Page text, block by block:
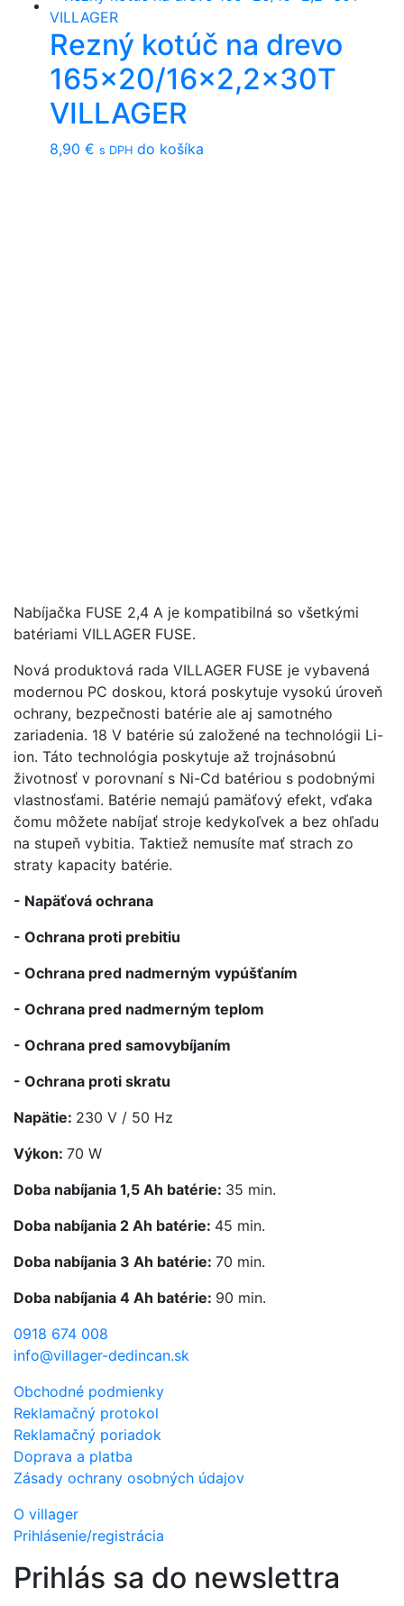
Rezný kotúč na drevo
165×20/16×2,2x30T
VILLAGER
8,90 € s DPH do košíka
Nabíjačka FUSE 2,4 A je kompatibilná so všetkými
batériami VILLAGER FUSE.
Nová produktová rada VILLAGER FUSE je vybavená
modernou PC doskou, ktorá poskytuje vysokú úroveň
ochrany, bezpečnosti batérie ale aj samotného
zariadenia. 18 V batérie sú založené na technológii Li-
ion. Táto technológia poskytuje až trojnásobnú
životnosť v porovnaní s Ni-Cd batériou s podobnými
vlastnosťami. Batérie nemajú pamäťový efekt, vďaka
čomu môžete nabíjať stroje kedykoľvek a bez ohľadu
na stupeň vybitia. Taktiež nemusíte mať strach zo
straty kapacity batérie.
- Napäťová ochrana
- Ochrana proti prebitiu
- Ochrana pred nadmerným vypúšťaním
- Ochrana pred nadmerným teplom
- Ochrana pred samovybíjaním
- Ochrana proti skratu
Napätie: 230 V / 50 Hz
Výkon: 70 W
Doba nabíjania 1,5 Ah batérie: 35 min.
Doba nabíjania 2 Ah batérie: 45 min.
Doba nabíjania 3 Ah batérie: 70 min.
Doba nabíjania 4 Ah batérie: 90 min.
0918 674 008
info@villager-dedincan.sk
Obchodné podmienky
Reklamačný protokol
Reklamačný poriadok
Doprava a platba
Zásady ochrany osobných údajov
O villager
Prihlásenie/registrácia
Prihlás sa do newslettra